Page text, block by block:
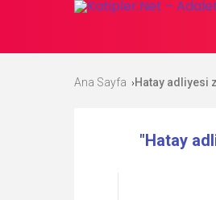
Ana Sayfa › Hatay adliyesi
"Hatay